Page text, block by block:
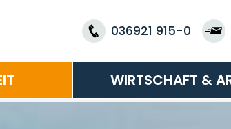
036921 915-0
WIRTSCHAFT &